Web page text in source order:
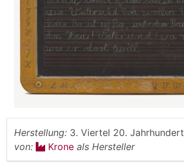
Herstellung: 3. Viertel 20. Jahrhundert
von:
Krone als Hersteller